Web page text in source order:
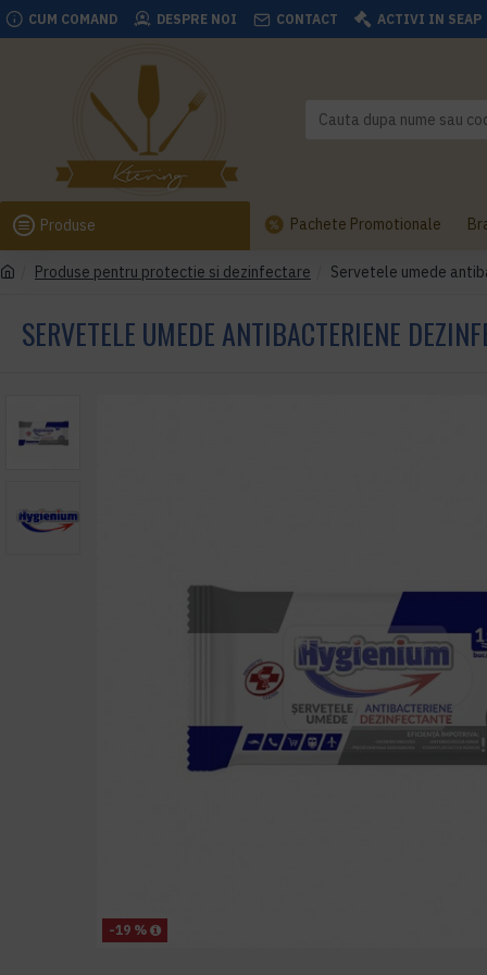
CUM COMAND DESPRE NOI CONTACT ACTIVI IN SEAP
Produse Pachete Promotionale
Produse pentru protectie si dezinfectare Servetele umede
SERVETELE UMEDE ANTIBACTERIENE
-19 %